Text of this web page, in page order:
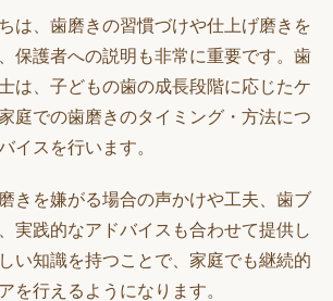
は、歯磨きの習慣づけや仕上げ磨きを
保護者への説明も非常に重要です。歯
は、子どもの歯の成長段階に応じたケ
庭での歯磨きのタイミング・方法につ
イスを行います。
きを嫌がる場合の声かけや工夫、歯ブ
実践的なアドバイスも合わせて提供し
い知識を持つことで、家庭でも継続的
を行えるようになります。